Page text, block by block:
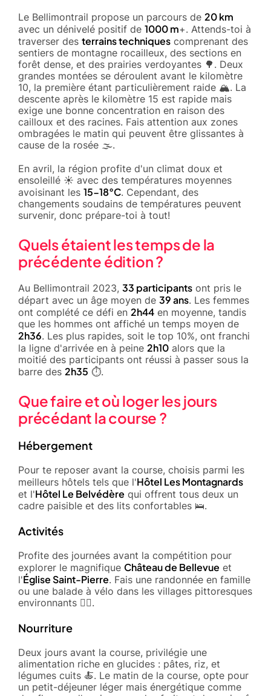
Le Bellimontrail propose un parcours de 20 km
avec un dénivelé positif de 1000 m+. Attends-toi à
traverser des terrains techniques comprenant des
sentiers de montagne rocailleux, des sections en
forêt dense, et des prairies verdoyantes 🌳. Deux
grandes montées se déroulent avant le kilomètre
10, la première étant particulièrement raide 🏔️. La
descente après le kilomètre 15 est rapide mais
exige une bonne concentration en raison des
cailloux et des racines. Fais attention aux zones
ombragées le matin qui peuvent être glissantes à
cause de la rosée 🌫️.
En avril, la région profite d'un climat doux et
ensoleillé ☀️ avec des températures moyennes
avoisinant les 15-18°C. Cependant, des
changements soudains de températures peuvent
survenir, donc prépare-toi à tout!
Quels étaient les temps de la
précédente édition ?
Au Bellimontrail 2023, 33 participants ont pris le
départ avec un âge moyen de 39 ans. Les femmes
ont complété ce défi en 2h44 en moyenne, tandis
que les hommes ont affiché un temps moyen de
2h36. Les plus rapides, soit le top 10%, ont franchi
la ligne d'arrivée en à peine 2h10 alors que la
moitié des participants ont réussi à passer sous la
barre des 2h35 ⏱️.
Que faire et où loger les jours
précédant la course ?
Hébergement
Pour te reposer avant la course, choisis parmi les
meilleurs hôtels tels que l'Hôtel Les Montagnards
et l'Hôtel Le Belvédère qui offrent tous deux un
cadre paisible et des lits confortables 🛌.
Activités
Profite des journées avant la compétition pour
explorer le magnifique Château de Bellevue et
l'Église Saint-Pierre. Fais une randonnée en famille
ou une balade à vélo dans les villages pittoresques
environnants 🚴‍♂️.
Nourriture
Deux jours avant la course, privilégie une
alimentation riche en glucides : pâtes, riz, et
légumes cuits 🍝. Le matin de la course, opte pour
un petit-déjeuner léger mais énergétique comme